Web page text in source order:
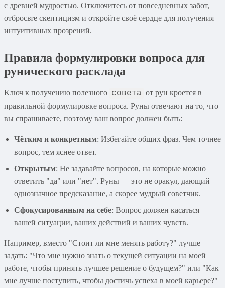
с древней мудростью. Отключитесь от повседневных забот,
отбросьте скептицизм и откройте своё сердце для получения
интуитивных прозрений.
Правила формулировки вопроса для
рунического расклада
Ключ к получению полезного совета от рун кроется в
правильной формулировке вопроса. Руны отвечают на то, что
вы спрашиваете, поэтому ваш вопрос должен быть:
Чётким и конкретным: Избегайте общих фраз. Чем точнее
вопрос, тем яснее ответ.
Открытым: Не задавайте вопросов, на которые можно
ответить "да" или "нет". Руны — это не оракул, дающий
однозначное предсказание, а скорее мудрый советчик.
Сфокусированным на себе: Вопрос должен касаться
вашей ситуации, ваших действий и ваших чувств.
Например, вместо "Стоит ли мне менять работу?" лучше
задать: "Что мне нужно знать о текущей ситуации на моей
работе, чтобы принять лучшее решение о будущем?" или "Как
мне лучше поступить, чтобы достичь успеха в моей карьере?"